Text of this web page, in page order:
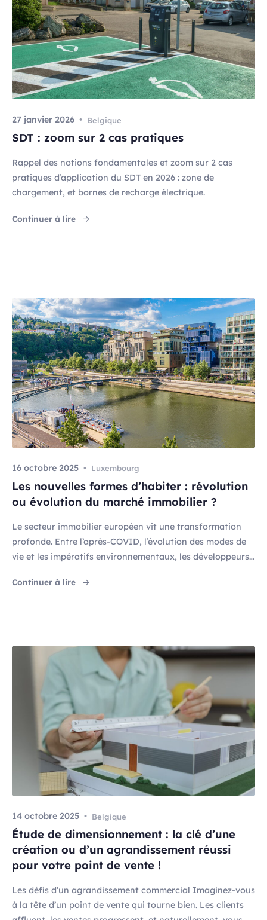
SDT : zoom sur 2 cas pratiques
Rappel des notions fondamentales et zoom sur 2 cas
pratiques d’application du SDT en 2026 : zone de
chargement, et bornes de recharge électrique.
Continuer à lire "SDT : zoom sur 2 cas pratiques"
27 janvier 2026 Belgique
Les nouvelles formes d’habiter : révolution
ou évolution du marché immobilier ?
Le secteur immobilier européen vit une transformation
profonde. Entre l’après-COVID, l’évolution des modes de
vie et les impératifs environnementaux, les développeurs
formes d’habiter ne sont plus de simples
[…]
Continuer à lire "Les nouvelles formes d’habiter : révolution
16 octobre 2025 Luxembourg
Étude de dimensionnement : la clé d’une
création ou d’un agrandissement réussi
pour votre point de vente !
Les défis d’un agrandissement commercial Imaginez-vous
à la tête d’un point de vente qui tourne bien. Les clients
14 octobre 2025 Belgique